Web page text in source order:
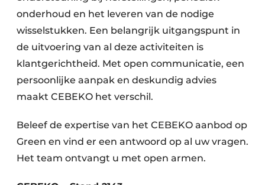
onderhoud en het leveren van de nodige
wisselstukken. Een belangrijk uitgangspunt in
de uitvoering van al deze activiteiten is
klantgerichtheid. Met open communicatie, een
persoonlijke aanpak en deskundig advies
maakt CEBEKO het verschil.
Beleef de expertise van het CEBEKO aanbod op
Green en vind er een antwoord op al uw vragen.
Het team ontvangt u met open armen.